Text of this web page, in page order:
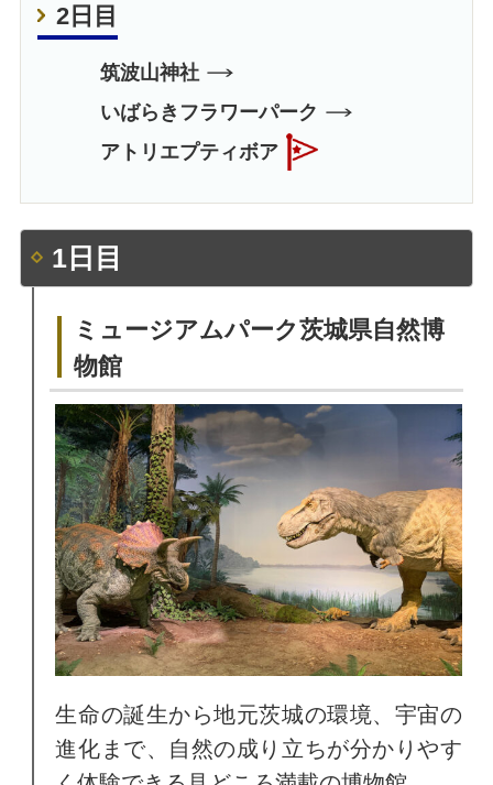
2日目
筑波山神社
いばらきフラワーパーク
アトリエプティボア
1日目
ミュージアムパーク茨城県自然博
物館
生命の誕生から地元茨城の環境、宇宙の
進化まで、自然の成り立ちが分かりやす